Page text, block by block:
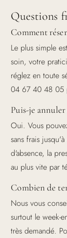
Questions
Comment
Le plus simple
soin, votre
réglez en toute
04 67 40 48 05
Puis-je
Oui. Vous
sans frais
d'absence, la
au plus vite par
Combien de
Nous vous
surtout le week-
très demandé.